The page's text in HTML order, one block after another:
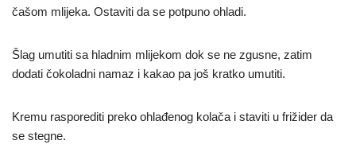
čašom mlijeka. Ostaviti da se potpuno ohladi.
Šlag umutiti sa hladnim mlijekom dok se ne zgusne, zatim
dodati čokoladni namaz i kakao pa još kratko umutiti.
Kremu rasporediti preko ohlađenog kolača i staviti u frižider da
se stegne.